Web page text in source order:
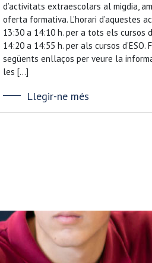
d’activitats extraescolars al migdia,
oferta formativa. L’horari d’aquestes
13:30 a 14:10 h. per a tots els cursos
14:20 a 14:55 h. per als cursos d’ESO.
següents enllaços per veure la
les […]
Llegir-ne més